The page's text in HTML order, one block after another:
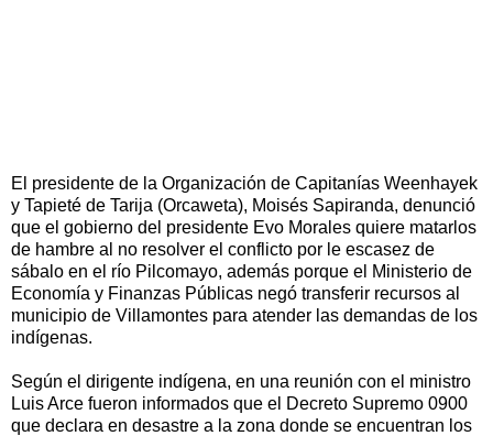
El presidente de la Organización de Capitanías Weenhayek
y Tapieté de Tarija (Orcaweta), Moisés Sapiranda, denunció
que el gobierno del presidente Evo Morales quiere matarlos
de hambre al no resolver el conflicto por le escasez de
sábalo en el río Pilcomayo, además porque el Ministerio de
Economía y Finanzas Públicas negó transferir recursos al
municipio de Villamontes para atender las demandas de los
indígenas.
Según el dirigente indígena, en una reunión con el ministro
Luis Arce fueron informados que el Decreto Supremo 0900
que declara en desastre a la zona donde se encuentran los